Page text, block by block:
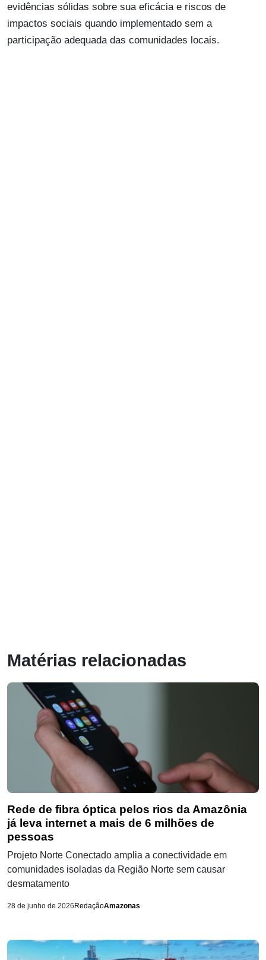
evidências sólidas sobre sua eficácia e riscos de
impactos sociais quando implementado sem a
participação adequada das comunidades locais.
Matérias relacionadas
Rede de fibra óptica pelos rios da Amazônia
já leva internet a mais de 6 milhões de
pessoas
Projeto Norte Conectado amplia a conectividade em
comunidades isoladas da Região Norte sem causar
desmatamento
28 de junho de 2026 RedaçãoAmazonas